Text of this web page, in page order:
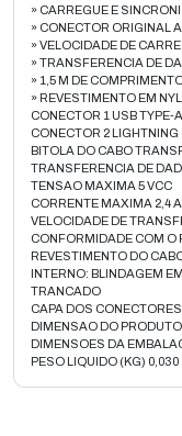
» CARREGUE E
» CONECTOR ORIGINAL
» VELOCIDADE DE
» TRANSFERENCIA DE
» 1,5 M DE
» REVESTIMENTO EM
CONECTOR 1 USB TYPE-A
CONECTOR 2 LIGHTNING
BITOLA DO CABO
TRANSFERENCIA DE
TENSAO MAXIMA 5 VCC
CORRENTE MAXIMA 2,4 A
VELOCIDADE DE
CONFORMIDADE COM O
REVESTIMENTO DO
INTERNO: BLINDAGEM
TRANCADO
CAPA DOS
DIMENSAO DO
DIMENSOES DA
PESO LIQUIDO (KG) 0,030